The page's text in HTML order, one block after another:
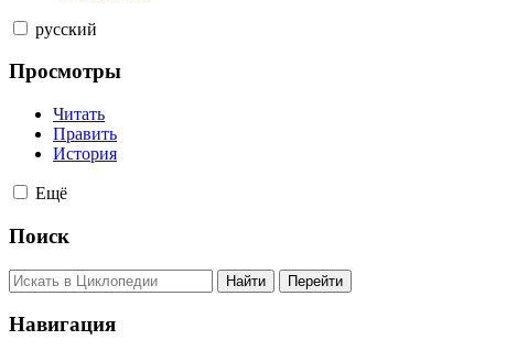
русский
Просмотры
Читать
Править
История
Ещё
Поиск
Навигация